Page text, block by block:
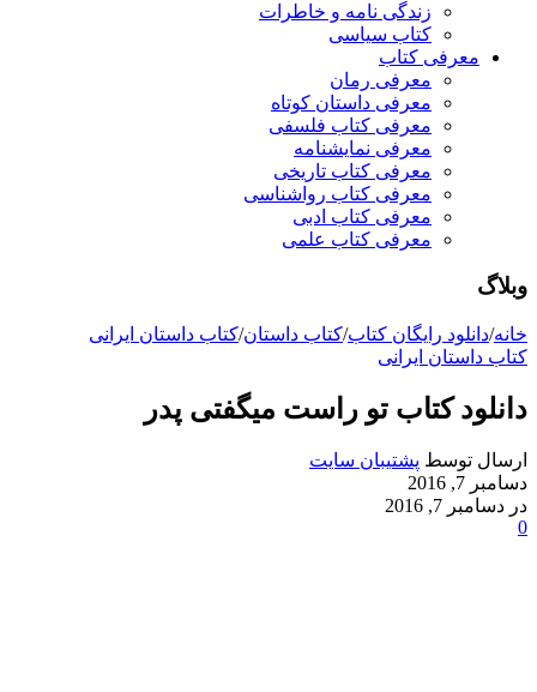
زندگی نامه و خاطرات
کتاب سیاسی
معرفی کتاب
معرفی رمان
معرفی داستان کوتاه
معرفی کتاب فلسفی
معرفی نمایشنامه
معرفی کتاب تاریخی
معرفی کتاب رواشناسی
معرفی کتاب ادبی
معرفی کتاب علمی
وبلاگ
خانه/دانلود رایگان کتاب/کتاب داستان/کتاب داستان ایرانی
کتاب داستان ایرانی
دانلود کتاب تو راست میگفتی پدر
ارسال توسط پشتیبان سایت
دسامبر 7, 2016
در دسامبر 7, 2016
0